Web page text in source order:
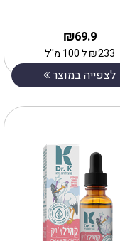
69.9
₪
233
₪ל 100 מ''ל
לצפייה במוצר